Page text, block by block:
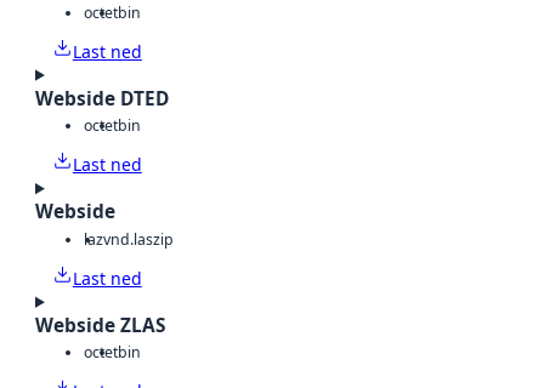
octetbin
Last ned
Webside DTED
octetbin
Last ned
Webside
lazvnd.laszip
Last ned
Webside ZLAS
octetbin